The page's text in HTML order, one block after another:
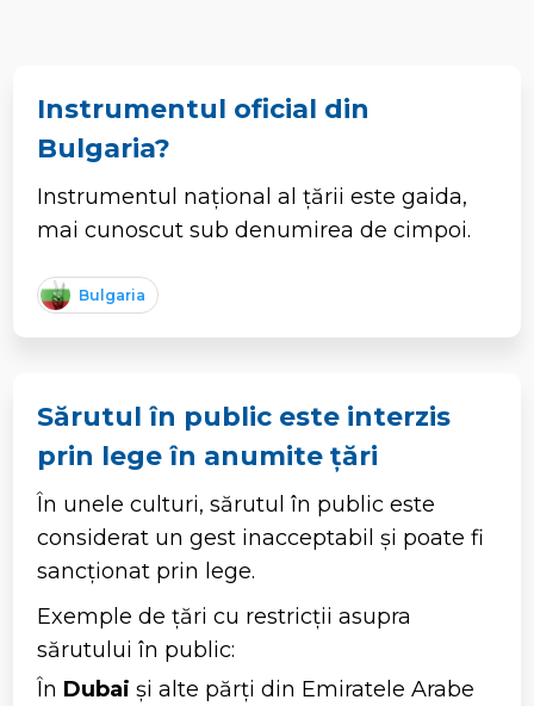
Instrumentul oficial din
Bulgaria?
Instrumentul național al țării este gaida,
mai cunoscut sub denumirea de cimpoi.
Bulgaria
Sărutul în public este interzis
prin lege în anumite țări
În unele culturi, sărutul în public este
considerat un gest inacceptabil și poate fi
sancționat prin lege.
Exemple de țări cu restricții asupra
sărutului în public:
În Dubai și alte părți din Emiratele Arabe